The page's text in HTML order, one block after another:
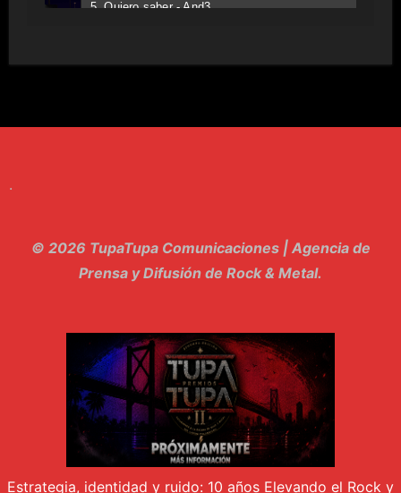
5. Quiero saber - And3
14. Llanto en el Cielo - Carmaleon
15. Pachakuti - Pleia
16. Demuestro Mi Fe - Epidemia Rapcore
17. Kamikaze - La Pvta Electrica
18. El diablo esta en bora bora - El Sr Jada y los ultimos de la cuadra
.
© 2026 TupaTupa Comunicaciones | Agencia de
Prensa y Difusión de Rock & Metal.
Estrategia, identidad y ruido: 10 años Elevando el Rock y